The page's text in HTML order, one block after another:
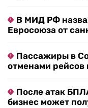
В МИД РФ
Евросоюза от
Пассажиры в
отменами рейсов
После атак
бизнес может